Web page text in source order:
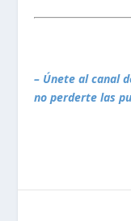
– Únete al canal
no perderte las